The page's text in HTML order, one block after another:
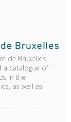
de Bruxelles.
a catalogue of
in the
as well as